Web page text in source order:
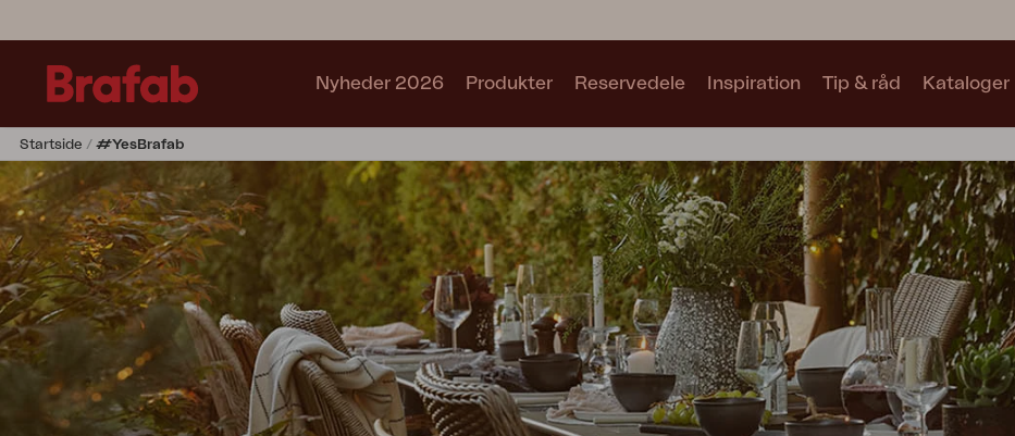
Nyheder 2026 Produkter
Produkter
Sofa
Lænestol
Stol
Bord
Udekøkken
Solseng
Hængesofa
Parasol
Samlinger
Se alle samlinger
Motty Blixt Trolly
Reservedele Inspiration Tip & råd Kataloger
Startside #yesBrafab